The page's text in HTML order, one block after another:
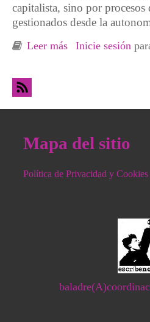
capitalista, sino por procesos
gestionados desde la
Leer más sobre Común.
Inicie sesión
Mapa del sitio
Política de Privacidad y Cookies